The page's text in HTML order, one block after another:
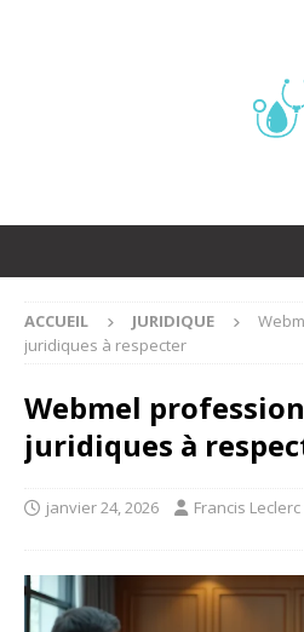
ACCUEIL JURIDIQUE
juridiques à respecter
Webmel
juridiques à
janvier 24, 2026 Francis Leclerc